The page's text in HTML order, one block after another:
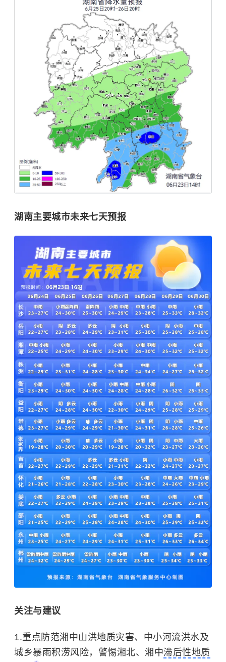
湖南主要城市未来七天预报
关注与建议
1.重点防范湘中山洪地质灾害、中小河流洪水及
城乡暴雨积涝风险，警惕湘北、湘中滞后性地质